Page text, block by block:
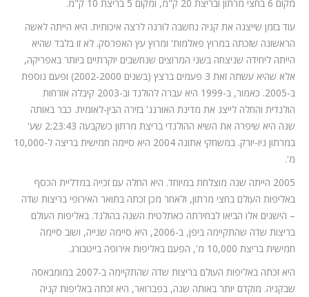
מקום 6 בחצי מרתון ובריצת 20 ק"מ, ומקום 5 בריצת 10 ק"מ.
עוד בזמן שייצגה את קניה נחשבה לורנה לרצה איכותית. היא הייתה לאשה
הראשונה שזכתה במרוץ פאלמות' ומרוץ עץ האפרסק. לא זו בלבד שהיא
הייתה ליחידה שניצחה בשני המרוצים שנחשבים יוקרתיים ביותר באפריקה,
אלא שהיא עשתה זאת 3 פעמים ברצץ (בשנים 2002-2000) ופעם נוספת
ב-2005. כאמור, ב-1999 היא עברה להולנד וב-2003 קיבלה אזרחות
הולנדית והחלה לייצג את מדינת האורנג' בזירה הבין-לאומית. כבר באותה
שנה היא שיפרה את השיא ההולנדי בריצת מרתון כשקבעה 2:23:43 שע'
במרתון ניו-יורק. במשחקי אתונה 2004 היא סיימה חמישית בריצה ל-10,000
מ'.
2005 הייתה שנה מוצלחת במיוחד. היא החלה עם זכייה במדליית הכסף
באליפות העולם בחצי מרתון, ולאחר מכן זכתה בתואר האירופי בריצות שדה
– הישגים אלו הביאו לבחירתה כאתלטית השנה בהולנד. באליפות העולם
בריצות שדה שהתקיימה ביפן, ב-2006, היא סיימה שנייה, ושוב סיימה
חמישית בריצת 10,000 מ', הפעם באליפות אירופה בייטבורג.
היא זכתה באליפות העולם בריצות שדה שהתקיימה ב-2007 במומבאסה
שבקניה. מוקדם יותר באותה שנה, בפברואר, היא זכתה באליפות קניה